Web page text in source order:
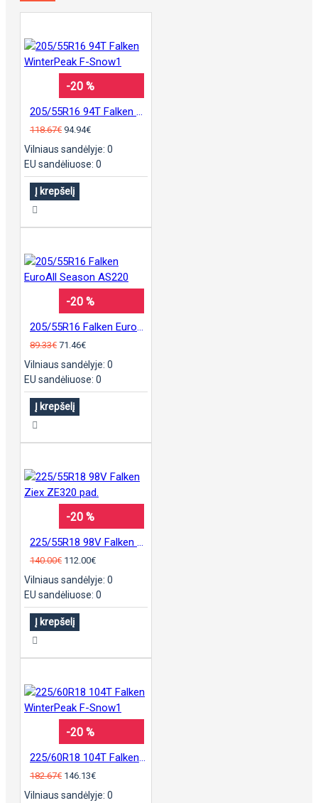
-20 %
118.67€ 94.94€
Vilniaus sandėlyje: 0
EU sandėliuose: 0
Į krepšelį
-20 %
89.33€ 71.46€
Vilniaus sandėlyje: 0
EU sandėliuose: 0
Į krepšelį
-20 %
140.00€ 112.00€
Vilniaus sandėlyje: 0
EU sandėliuose: 0
Į krepšelį
-20 %
182.67€ 146.13€
Vilniaus sandėlyje: 0